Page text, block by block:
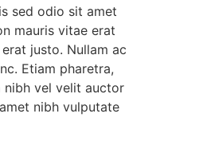
sed odio sit amet
mauris vitae erat
justo. Nullam ac
Etiam pharetra,
nibh vel velit auctor
nibh vulputate